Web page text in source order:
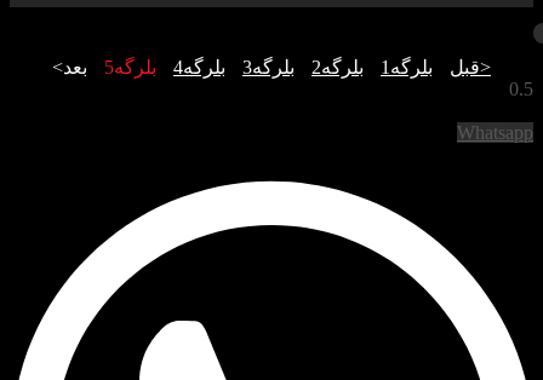
<قبل بلرگه 1 بلرگه2 بلرگه3 بلرگه4 بلرگه5 بعد>
Whatsapp